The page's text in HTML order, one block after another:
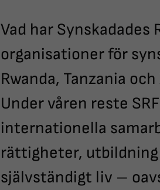
Vad har Synskadades
organisationer för
Rwanda, Tanzania
Under våren reste
internationella
rättigheter,
självständigt liv –